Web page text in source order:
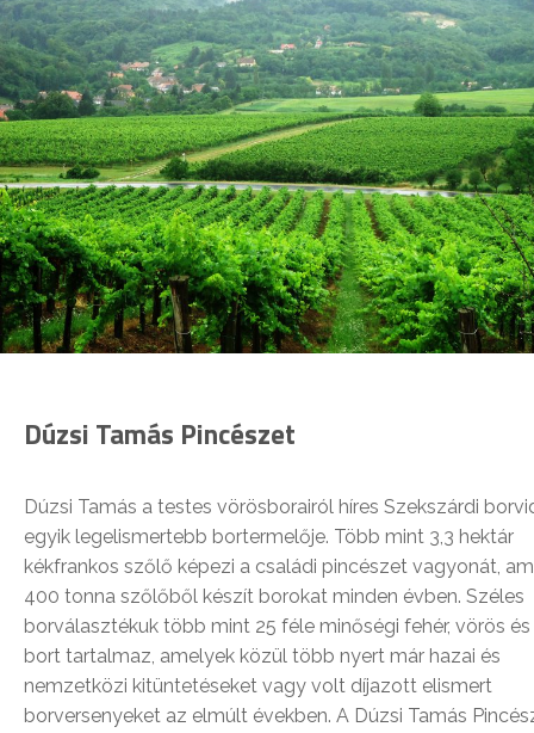
Dúzsi Tamás Pincészet
Dúzsi Tamás a testes vörösborairól híres Szekszárdi
egyik legelismertebb bortermelője. Több mint 3,3 hektár
kékfrankos szőlő képezi a családi pincészet vagyonát,
400 tonna szőlőből készít borokat minden évben. Széles
borválasztékuk több mint 25 féle minőségi fehér, vörös
bort tartalmaz, amelyek közül több nyert már hazai és
nemzetközi kitüntetéseket vagy volt díjazott elismert
borversenyeket az elmúlt években. A Dúzsi Tamás